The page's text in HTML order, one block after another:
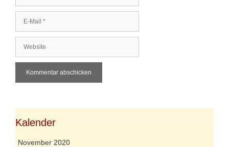
m
M
lb
Kalender
November 2020